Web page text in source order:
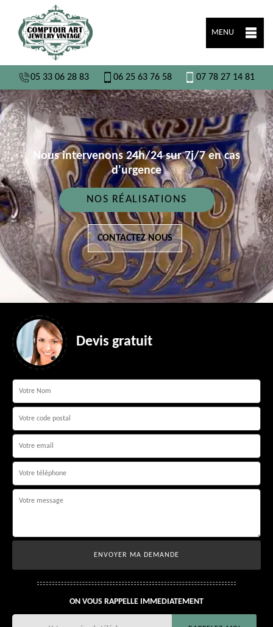
MENU
05 33 06 28 83 06 25 63 76 58 07 78 27 14 81
Nous intervenons 24h/24 sur 7j/7 en cas
d'urgence
NOS RÉALISATIONS
CONTACTEZ NOUS
Devis gratuit
ON VOUS RAPPELLE IMMEDIATEMENT